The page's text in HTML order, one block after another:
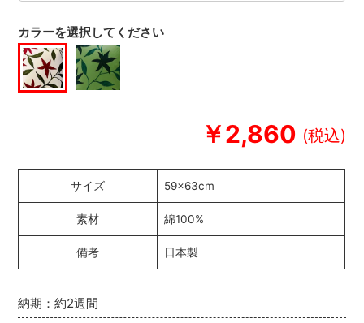
￥2,860
納期：約2週間
カラーを選択してください
サイズ 59×63cm
素材 綿100%
備考 日本製